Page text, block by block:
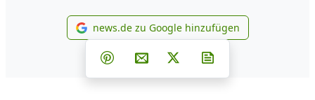
news.de zu Google
news.de zu Google hinzufügen
Teilen auf Facebook
Teilen auf Whatsapp
Teilen auf Telegram
Teilen auf Pinterest
Per E-Mail teilen
Post auf X